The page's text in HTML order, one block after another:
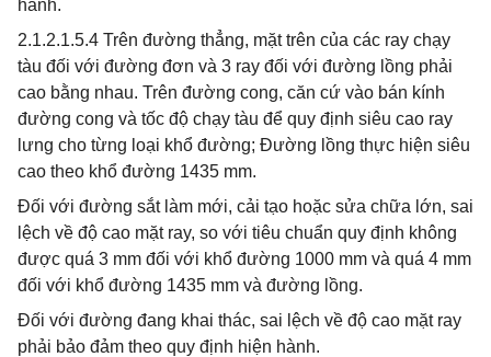
hành.
2.1.2.1.5.4 Trên đường thẳng, mặt trên của các ray chạy
tàu đối với đường đơn và 3 ray đối với đường lồng phải
cao bằng nhau. Trên đường cong, căn cứ vào bán kính
đường cong và tốc độ chạy tàu để quy định siêu cao ray
lưng cho từng loại khổ đường; Đường lồng thực hiện siêu
cao theo khổ đường 1435 mm.
Đối với đường sắt làm mới, cải tạo hoặc sửa chữa lớn, sai
lệch về độ cao mặt ray, so với tiêu chuẩn quy định không
được quá 3 mm đối với khổ đường 1000 mm và quá 4 mm
đối với khổ đường 1435 mm và đường lồng.
Đối với đường đang khai thác, sai lệch về độ cao mặt ray
phải bảo đảm theo quy định hiện hành.